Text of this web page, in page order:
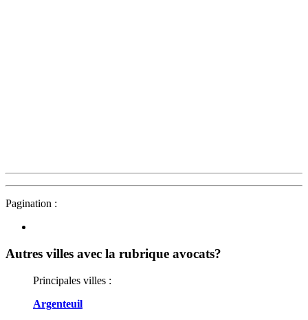
Pagination :
Autres villes avec la rubrique avocats?
Principales villes :
Argenteuil